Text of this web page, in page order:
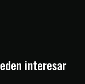
interesar